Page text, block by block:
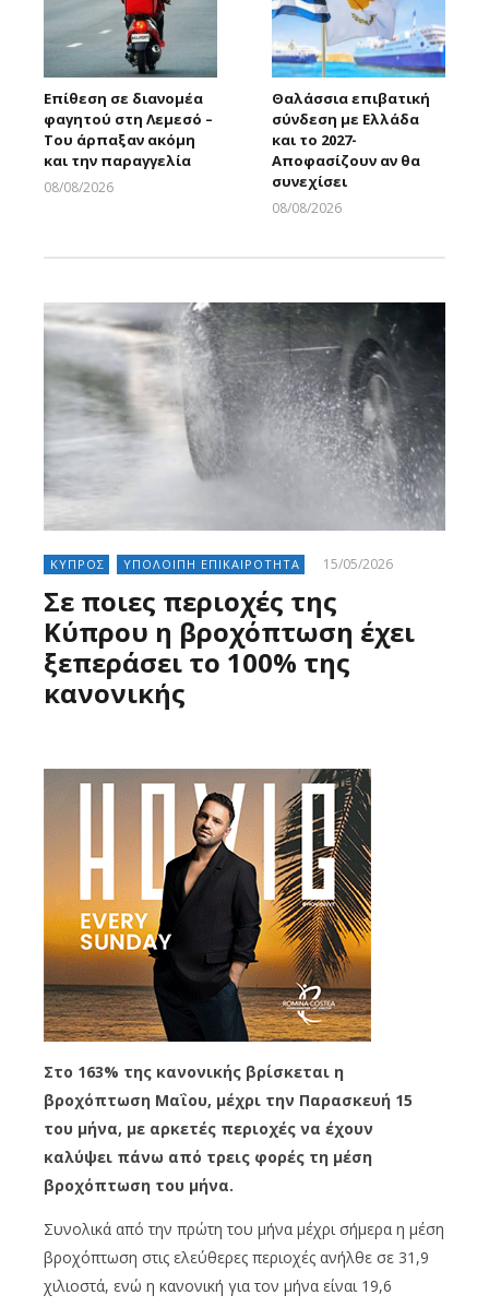
Επίθεση σε διανομέα
φαγητού στη Λεμεσό –
Του άρπαξαν ακόμη
και την παραγγελία
08/08/2026
Θαλάσσια επιβατική
σύνδεση με Ελλάδα
και το 2027-
Αποφασίζουν αν θα
συνεχίσει
08/08/2026
ΚΥΠΡΟΣ ΥΠΟΛΟΙΠΗ ΕΠΙΚΑΙΡΟΤΗΤΑ 15/05/2026
Σε ποιες περιοχές της
Κύπρου η βροχόπτωση έχει
ξεπεράσει το 100% της
κανονικής
Στο 163% της κανονικής βρίσκεται η
βροχόπτωση Μαΐου, μέχρι την Παρασκευή 15
του μήνα, με αρκετές περιοχές να έχουν
καλύψει πάνω από τρεις φορές τη μέση
βροχόπτωση του μήνα.
Συνολικά από την πρώτη του μήνα μέχρι σήμερα η μέση
βροχόπτωση στις ελεύθερες περιοχές ανήλθε σε 31,9
χιλιοστά, ενώ η κανονική για τον μήνα είναι 19,6